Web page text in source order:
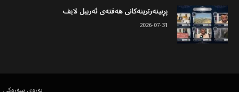
پڕبینەرترینەکانی هەفتەی ئەربیل لایف
2026-07-31